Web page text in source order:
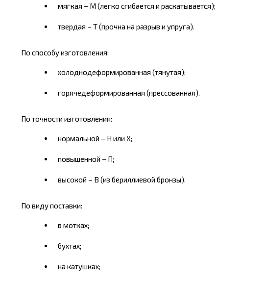
мягкая – М (легко сгибается и раскатывается);
твердая – Т (прочна на разрыв и упруга).
По способу изготовления:
холоднодеформированная (тянутая);
горячедеформированная (прессованная).
По точности изготовления:
нормальной – Н или Х;
повышенной – П;
высокой – В (из бериллиевой бронзы).
По виду поставки:
в мотках;
бухтах;
на катушках;